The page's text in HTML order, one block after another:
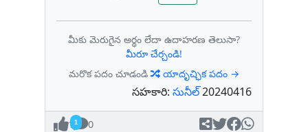
మీకు మెరుగైన అర్థం లేదా ఉదాహరణ తెలుసా?
మీరూ చేర్చండి!
మరొక పదం చూడండి
యాదృచ్ఛిక పదం →
సహకారి: సునీల్20240416
1 0